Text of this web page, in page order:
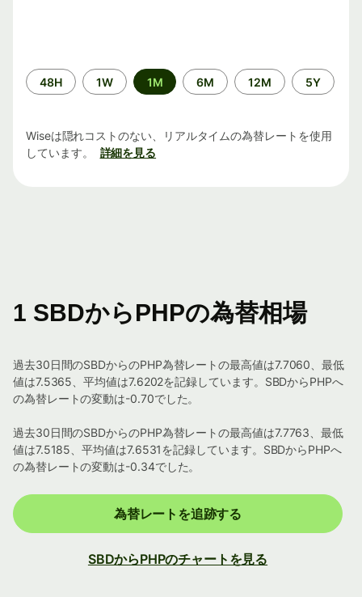
期
間
48H 1W 1M 6M 12M 5Y
Wiseは隠れコストのない、リアルタイムの為替レートを使用
しています。
詳細を見る
1 SBDからPHPの為替相場
過去30日間のSBDからのPHP為替レートの最高値は7.7060、最低
値は7.5365、平均値は7.6202を記録しています。SBDからPHPへ
の為替レートの変動は-0.70でした。
過去30日間のSBDからのPHP為替レートの最高値は7.7763、最低
値は7.5185、平均値は7.6531を記録しています。SBDからPHPへ
の為替レートの変動は-0.34でした。
為替レートを追跡する
SBDからPHPのチャートを見る